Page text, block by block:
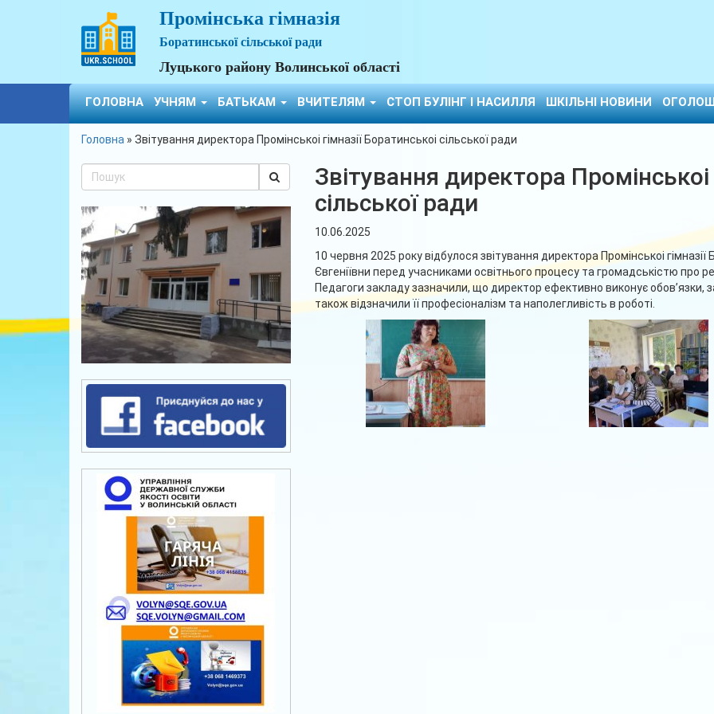
Промінська гімназія
Боратинської сільської ради
Луцького району Волинської області
ГОЛОВНА УЧНЯМ БАТЬКАМ ВЧИТЕЛЯМ СТОП БУЛІНГ І НАСИЛЛЯ ШКІЛЬНІ НОВИНИ
Головна » Звітування директора Промінськоі гімназії Боратинськоі сільської ради
Звітування директора Промінськоі
сільської ради
10.06.2025
10 червня 2025 року відбулося звітування директора Промінськоі
Євгеніївни перед учасниками освітнього процесу та громадськістю про
Педагоги закладу зазначили, що директор ефективно виконує обовʼязки,
також відзначили її професіоналізм та наполегливість в роботі.